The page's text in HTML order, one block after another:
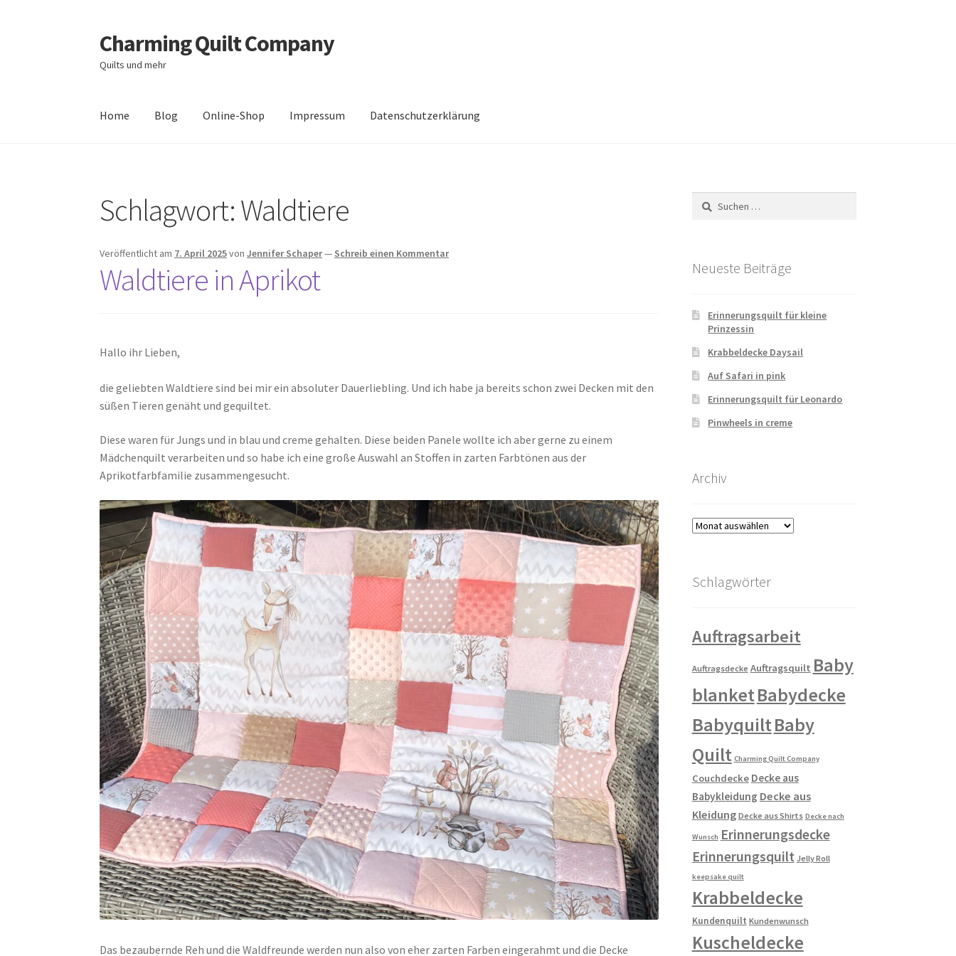
Zur
Navigation
springen
Zum
Inhalt
springen
Charming Quilt Company
Quilts und mehr
Home Blog Online-Shop Impressum Datenschutzerklärung
Zahlungsarten
Schlagwort:Waldtiere
Veröffentlicht am 7. April 2025vonJennifer Schaper— Schreib einen Kommentar
Waldtiere in Aprikot
Hallo ihr Lieben,
die geliebten Waldtiere sind bei mir ein absoluter Dauerliebling. Und ich habe ja bereits schon zwei Decken mit den
süßen Tieren genäht und gequiltet.
Diese waren für Jungs und in blau und creme gehalten. Diese beiden Panele wollte ich aber gerne zu einem
Mädchenquilt verarbeiten und so habe ich eine große Auswahl an Stoffen in zarten Farbtönen aus der
Aprikotfarbfamilie zusammengesucht.
Das bezaubernde Reh und die Waldfreunde werden nun also von eher zarten Farben eingerahmt und die Decke
Suchen
nach:
Neueste Beiträge
Erinnerungsquilt für kleine
Prinzessin
Krabbeldecke Daysail
Auf Safari in pink
Erinnerungsquilt für Leonardo
Pinwheels in creme
Archiv
Archiv
Schlagwörter
Auftragsarbeit
Auftragsdecke Auftragsquilt Baby
blanketBabydecke
BabyquiltBaby
Quilt Charming Quilt Company
Couchdecke Decke aus
Babykleidung Decke aus
Kleidung Decke aus Shirts Decke nach
Wunsch Erinnerungsdecke
Erinnerungsquilt Jelly Roll
keepsake quilt
Krabbeldecke
Kundenquilt Kundenwunsch
Kuscheldecke